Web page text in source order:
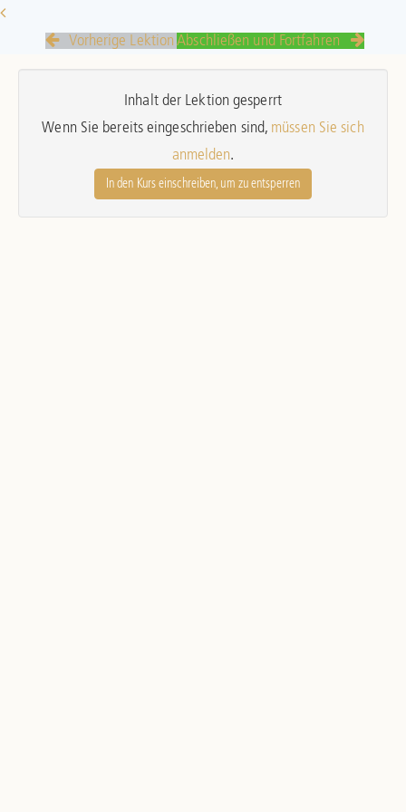
Vorherige Lektion Abschließen und Fortfahren
Inhalt der Lektion gesperrt
Wenn Sie bereits eingeschrieben sind, müssen Sie sich
anmelden.
In den Kurs einschreiben, um zu entsperren